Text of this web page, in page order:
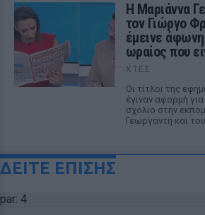
Η Μαριάννα
τον Γιώργο
έμεινε
ωραίος που
ΧΤΕΣ
Οι τίτλοι της
έγιναν αφορμή
σχόλιο στην
Γεωργαντή και
ΔΕΙΤΕ ΕΠΙΣΗΣ
par: 4